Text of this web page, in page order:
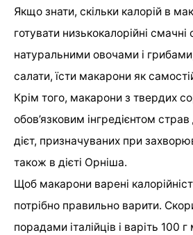
Якщо знати, скільки калорій в
готувати низькокалорійні
натуральними овочами і
салати, їсти макарони як
Крім того, макарони з твердих
обов’язковим інгредієнтом
дієт, призначуваних при
також в дієті Орніша.
Щоб макарони варені
потрібно правильно варити.
порадами італійців і варіть 100 г